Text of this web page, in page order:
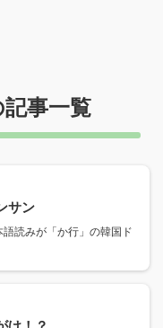
記事一覧
サン
語読みが「か行」の韓国ド